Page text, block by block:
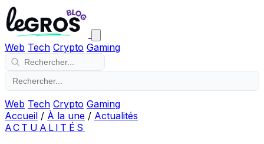
Web Tech Crypto Gaming
Web Tech Crypto Gaming
Accueil / À la une / Actualités
ACTUALITÉS